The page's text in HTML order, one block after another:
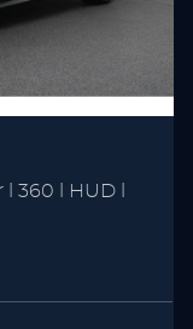
360 l HUD l